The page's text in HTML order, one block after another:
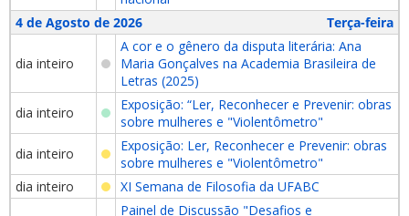
4 de Agosto de 2026
Terça-feira
dia inteiro
A cor e o gênero da disputa literária: Ana
Maria Gonçalves na Academia Brasileira de
Letras (2025)
dia inteiro
Exposição: “Ler, Reconhecer e Prevenir: obras
sobre mulheres e "Violentômetro"
dia inteiro
Exposição: Ler, Reconhecer e Prevenir: obras
sobre mulheres e "Violentômetro"
dia inteiro
XI Semana de Filosofia da UFABC
Painel de Discussão "Desafios e